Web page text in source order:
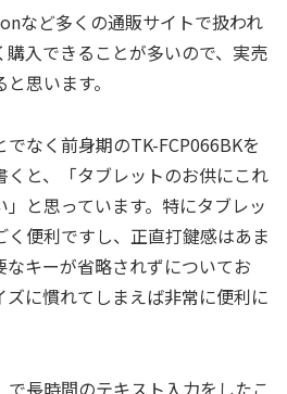
など多くの通販サイトで扱われ
入できることが多いので、実売
思います。
なく前身期のTK-FCP066BKを
と、「タブレットのお供にこれ
と思っています。特にタブレッ
く便利ですし、正直打鍵感はあま
なキーが省略されずについてお
ズに慣れてしまえば非常に便利に
で長時間のテキスト入力をしたこ